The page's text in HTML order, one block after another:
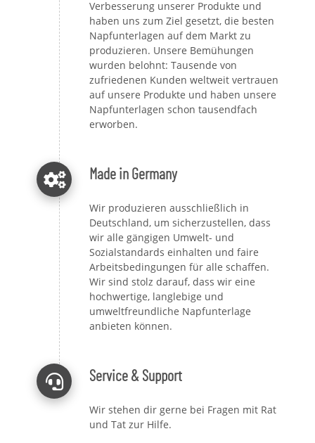
Verbesserung unserer Produkte und
haben uns zum Ziel gesetzt, die besten
Napfunterlagen auf dem Markt zu
produzieren. Unsere Bemühungen
wurden belohnt: Tausende von
zufriedenen Kunden weltweit vertrauen
auf unsere Produkte und haben unsere
Napfunterlagen schon tausendfach
erworben.
Made in Germany
Wir produzieren ausschließlich in
Deutschland, um sicherzustellen, dass
wir alle gängigen Umwelt- und
Sozialstandards einhalten und faire
Arbeitsbedingungen für alle schaffen.
Wir sind stolz darauf, dass wir eine
hochwertige, langlebige und
umweltfreundliche Napfunterlage
anbieten können.
Service & Support
Wir stehen dir gerne bei Fragen mit Rat
und Tat zur Hilfe.